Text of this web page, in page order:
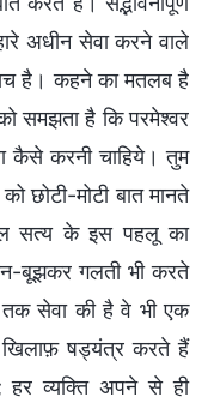
अधीन सेवा करने वाले
है। कहने का मतलब है
समझता है कि परमेश्वर
कैसे करनी चाहिये। तुम
मोटी बात मानते
सत्य के इस पहलू का
बूझकर गलती भी करते
सेवा की है वे भी एक
षड्यंत्र करते हैं
हर व्यक्ति अपने से ही